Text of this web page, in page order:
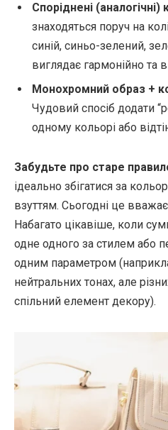
Споріднені (аналогічні)
знаходяться поруч на
синій, синьо-зелений,
виглядає гармонійно та
Монохромний образ +
Чудовий спосіб додати
одному кольорі або
Забудьте про старе
ідеально збігатися за
взуттям. Сьогодні це
Набагато цікавіше, коли
одне одного за стилем або
одним параметром
нейтральних тонах, але
спільний елемент декору).